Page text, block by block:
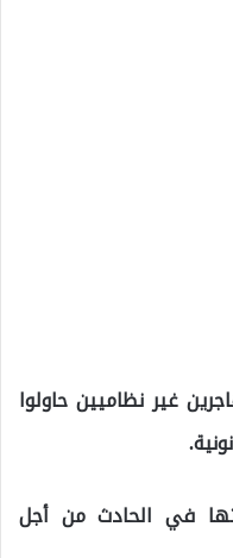
غير نظاميين حاولوا
في الحادث من أجل